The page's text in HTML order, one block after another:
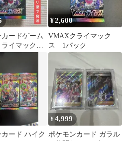
ードゲーム
イマックス
¥2,600
VMAXクライマック
ス 1パック
ード ハイク
¥4,999
ポケモンカード ガラル